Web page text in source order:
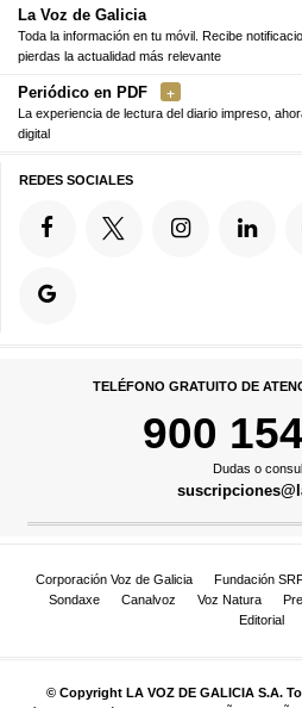
La Voz de Galicia
Toda la información en tu móvil. Recibe
pierdas la actualidad más relevante
Periódico en PDF
La experiencia de lectura del diario impreso,
digital
REDES SOCIALES
TELÉFONO GRATUITO DE
900
Dudas o
Corporación Voz de Galicia Fundación
Sondaxe
Canalvoz Voz Natura
Editorial
© Copyright LA VOZ DE GALICIA S.A.